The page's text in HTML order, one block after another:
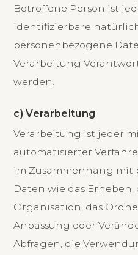
Betroffene Person ist
identifizierbare
personenbezogene
Verarbeitung
werden.
c) Verarbeitung
Verarbeitung ist jeder
automatisierter
im Zusammenhang mit
Daten wie das Erheben,
Organisation, das
Anpassung oder
Abfragen, die